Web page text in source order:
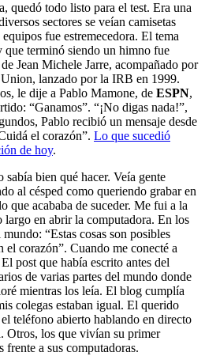
quedó todo listo para el test. Era una
sectores se veían camisetas
fue estremecedora. El tema
terminó siendo un himno fue
Jean Michele Jarre, acompañado por
lanzado por la IRB en 1999.
le dije a Pablo Mamone, de ESPN,
“Ganamos”. “¡No digas nada!”,
Pablo recibió un mensaje desde
el corazón”. Lo que sucedió
de hoy.
bien qué hacer. Veía gente
al césped como queriendo grabar en
que acababa de suceder. Me fui a la
largo en abrir la computadora. En los
“Estas cosas son posibles
el corazón”. Cuando me conecté a
post que había escrito antes del
de varias partes del mundo donde
mientras los leía. El blog cumplía
colegas estaban igual. El querido
teléfono abierto hablando en directo
Otros, los que vivían su primer
a sus computadoras.